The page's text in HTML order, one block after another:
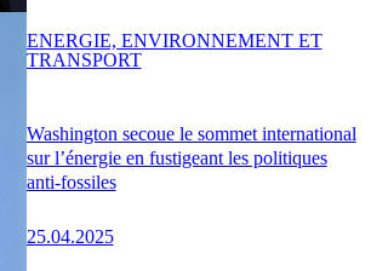
Washington secoue le sommet international
sur l’énergie en fustigeant les politiques
anti-fossiles
25.04.2025
ENERGIE, ENVIRONNEMENT ET
TRANSPORT